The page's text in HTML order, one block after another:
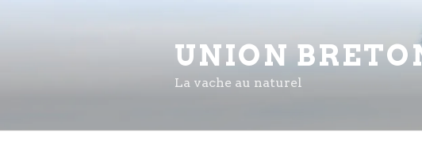
UNION
La vache au naturel